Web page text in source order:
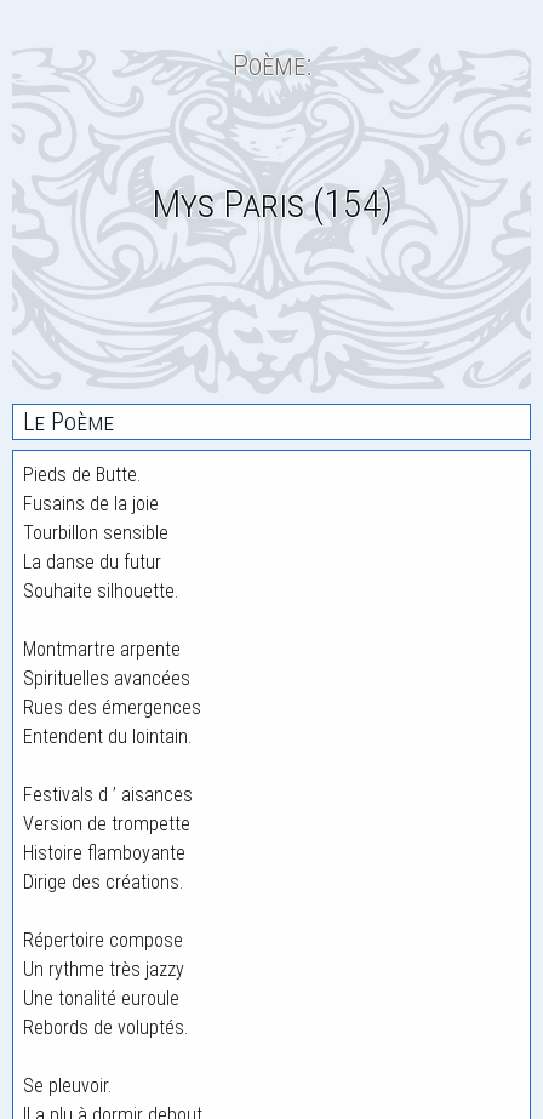
Poème:
Mys Paris (154)
Le Poème
Pieds de Butte.
Fusains de la joie
Tourbillon sensible
La danse du futur
Souhaite silhouette.
Montmartre arpente
Spirituelles avancées
Rues des émergences
Entendent du lointain.
Festivals d ’ aisances
Version de trompette
Histoire flamboyante
Dirige des créations.
Répertoire compose
Un rythme très jazzy
Une tonalité euroule
Rebords de voluptés.
Se pleuvoir.